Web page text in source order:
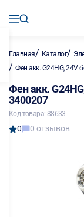
Главная/ Каталог/
/ Фен акк. G24HG, 24V
Фен акк.
3400207
Код товара: 88633
0 0 отзывов